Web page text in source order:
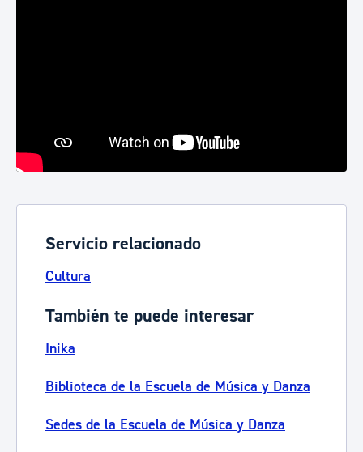
Servicio relacionado
Cultura
También te puede interesar
Inika
Biblioteca de la Escuela de Música y Danza
Sedes de la Escuela de Música y Danza